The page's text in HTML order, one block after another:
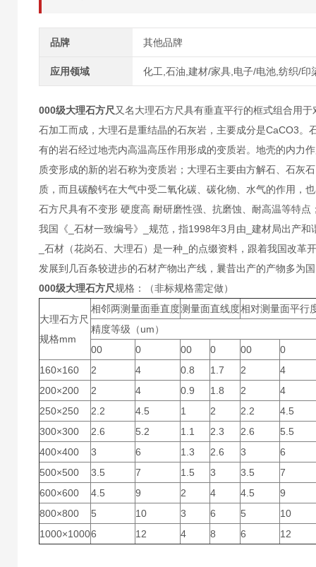
品牌 其他品牌
应用领域 化工,石油,建材/家具,电子/电池,纺织/印
000级大理石方尺 又名大理石方尺具有垂直平行的框式组合用
石加工而成，大理石是重结晶的石灰岩，主要成分是CaCO3
有的岩石经过地壳内高温高压作用形成的变质岩。地壳的内力
质变形成的新的岩石称为变质岩；大理石主要由方解石、石灰
质，而且碳酸钙在大气中受二氧化碳、碳化物、水气的作用，
石方尺具有不变形 硬度高 耐研磨性强、抗磨蚀、耐高温等特
我国《_石材一致编号》_规范，指1998年3月由_建材局出产
_石材（花岗石、大理石）是一种_的点缀资料，跟着我国改
发展到几百条较进步的石材产物出产线，曩昔出产的产物多为
000级大理石方尺规格：（非标规格需定做）
大理石方尺
规格mm
相邻两测量面垂直度测量面直线度相对测量面平行
精度等级（um）
00
0 00 0 00
0
160×160
2 4 0.8 1.7 2
4
200×200
2 4 0.9 1.8 2
4
250×250
2.2 4.5 1 2 2.2
4.5
300×300
2.6 5.2 1.1 2.3 2.6
5.5
400×400
3 6 1.3 2.6 3
6
500×500
3.5 7 1.5 3 3.5
7
600×600
4.5 9 2 4 4.5
9
800×800
5 10 3 6 5
10
1000×10006 12 4 8 6 12